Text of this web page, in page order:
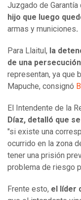
Juzgado de
hijo que luego
armas y municiones.
Para Llaitul, la
de una
representan, ya que
Mapuche, consignó
El Intendente de la
Díaz, detalló que
"si existe una
ocurrido en la zona
tener una prisión
problema de riesgo
Frente esto, el líder